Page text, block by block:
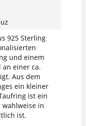
925 Sterling
und einem
an einer ca.
Aus dem
ein kleiner
ist ein
in
ist.